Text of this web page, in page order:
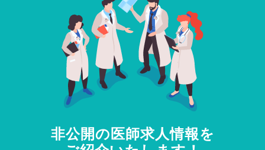
非公開の医師求人情報を